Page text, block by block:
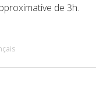
de 3h.